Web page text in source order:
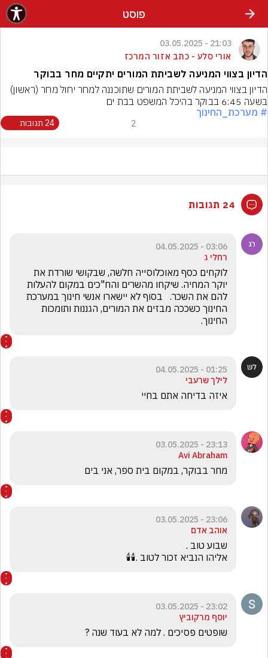
פוסט
21:03 - 03.05.2025
אורי סלע - כתב אזור המרכז
הדיון בצווי המניעה לשביתת המורים יתקיים מחר בבוקר
בשעה 6:45 בבוקר בהיכל המשפט בבת ים
# מערכת_החינוך
2 24 תגובות
24 תגובות
03:06 - 04.05.2025
רחלי ג
החינוך.
01:25 - 04.05.2025
לילך שרעבי
איזה בדיחה אתם בחיי
23:13 - 03.05.2025
Avi Abraham
מחר בבוקר, במקום בית ספר, אני בים
23:06 - 03.05.2025
אוהב אדם
אליהו הנביא זכור לטוב .🕯️🕯️
23:02 - 03.05.2025
יוסף מרקוביץ
שופטים פסיכים . למה לא בעוד שנה ?